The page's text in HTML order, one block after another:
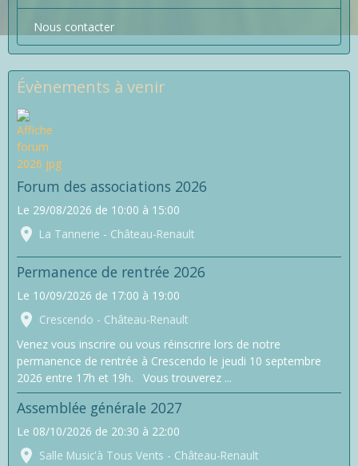
Nous contacter
Évènements à venir
Forum des associations 2026
Le 29/08/2026 de 10:00 à 15:00
La Tannerie - Château-Renault
Permanence de rentrée 2026
Le 10/09/2026 de 17:00 à 19:00
Crescendo - Château-Renault
Venez vous inscrire ou vous réinscrire lors de notre
permanence de rentrée à Crescendo le jeudi 10 septembre
2026 entre 17h et 19h. Vous trouverez ...
Assemblée générale 2027
Le 08/10/2026 de 20:30 à 22:00
Salle Music'à Tous Vents - Château-Renault